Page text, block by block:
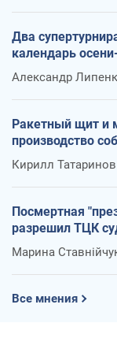
Два
календарь
Александр
Ракетный щит и
производство
Кирилл Татаринов
Посмертная
разрешил ТЦК
Марина
Все мнения